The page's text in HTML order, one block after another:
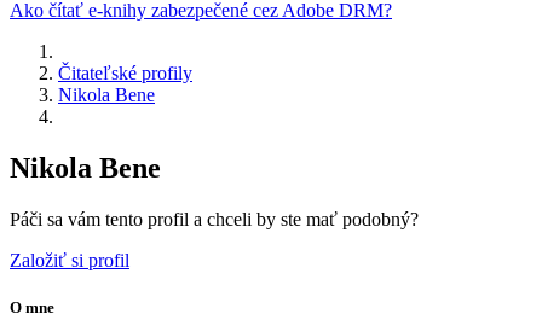
Ako čítať e-knihy zabezpečené cez Adobe DRM?
Čitateľské profily
Nikola Bene
Nikola Bene
Páči sa vám tento profil a chceli by ste mať podobný?
Založiť si profil
O mne